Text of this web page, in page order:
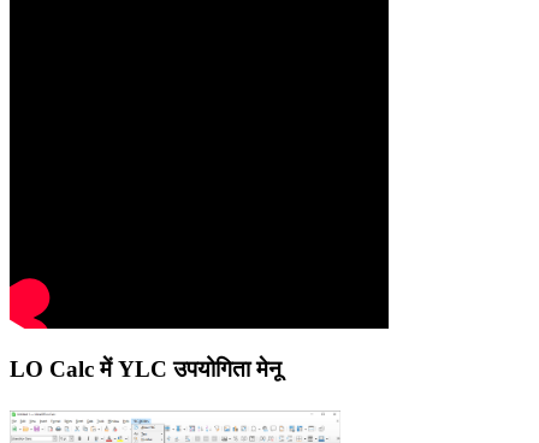
LO Calc में YLC उपयोगिता मेनू